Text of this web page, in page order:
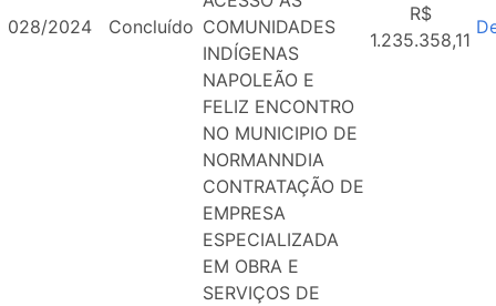
028/2024 Concluído COMUNIDADES
INDÍGENAS
NAPOLEÃO E
FELIZ ENCONTRO
NO MUNICIPIO DE
NORMANNDIA
R$
1.235.358,11
CONTRATAÇÃO DE
EMPRESA
ESPECIALIZADA
EM OBRA E
SERVIÇOS DE